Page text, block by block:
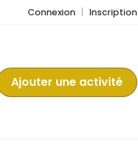
Connexion Inscription
Ajouter une activité